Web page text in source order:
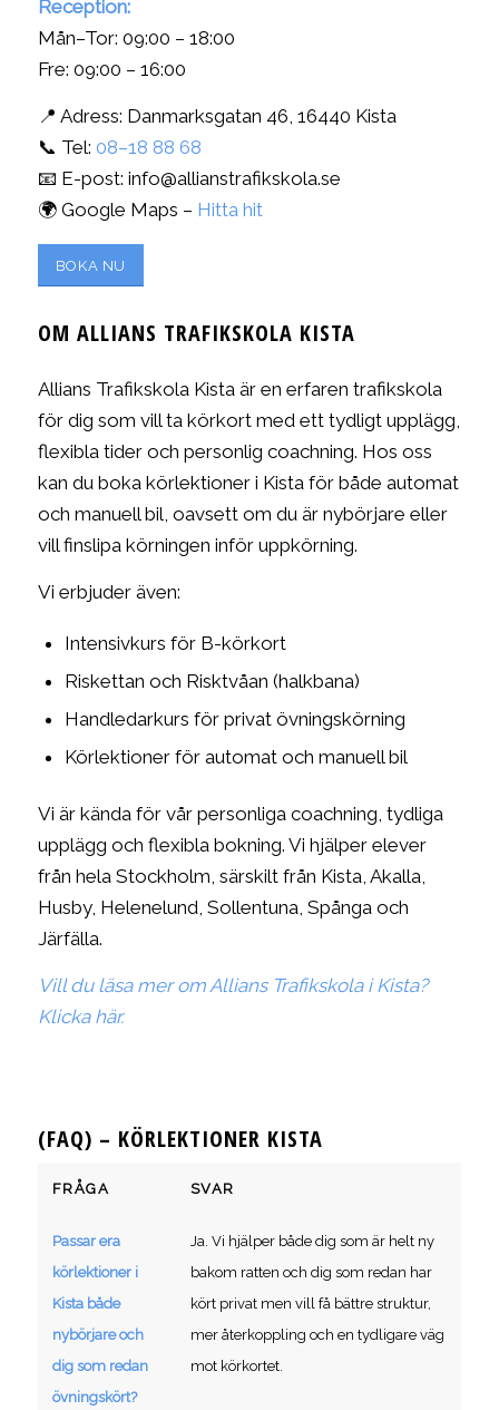
Reception:
Mån–Tor: 09:00 – 18:00
Fre: 09:00 – 16:00
📍 Adress: Danmarksgatan 46, 16440 Kista
📞 Tel: 08–18 88 68
📧 E-post: info@allianstrafikskola.se
🌍 Google Maps – Hitta hit
BOKA NU
OM ALLIANS TRAFIKSKOLA KISTA
Allians Trafikskola Kista är en erfaren trafikskola
för dig som vill ta körkort med ett tydligt upplägg,
flexibla tider och personlig coachning. Hos oss
kan du boka körlektioner i Kista för både automat
och manuell bil, oavsett om du är nybörjare eller
vill finslipa körningen inför uppkörning.
Vi erbjuder även:
Intensivkurs för B-körkort
Riskettan och Risktvåan (halkbana)
Handledarkurs för privat övningskörning
Körlektioner för automat och manuell bil
Vi är kända för vår personliga coachning, tydliga
upplägg och flexibla bokning. Vi hjälper elever
från hela Stockholm, särskilt från Kista, Akalla,
Husby, Helenelund, Sollentuna, Spånga och
Järfälla.
Vill du läsa mer om Allians Trafikskola i Kista?
Klicka här.
(FAQ) – KÖRLEKTIONER KISTA
FRÅGA SVAR
Passar era
körlektioner i
Kista både
nybörjare och
dig som redan
övningskört?
Ja. Vi hjälper både dig som är helt ny
bakom ratten och dig som redan har
kört privat men vill få bättre struktur,
mer återkoppling och en tydligare väg
mot körkortet.